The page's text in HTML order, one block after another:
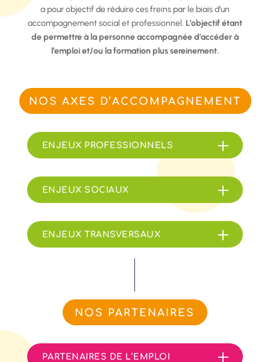
a pour objectif de réduire ces freins par le biais d’un
accompagnement social et professionnel. L’objectif étant
de permettre à la personne accompagnée d’accéder à
l’emploi et/ou la formation plus sereinement.
NOS AXES D’ACCOMPAGNEMENT
ENJEUX PROFESSIONNELS
ENJEUX SOCIAUX
ENJEUX TRANSVERSAUX
NOS PARTENAIRES
PARTENAIRES DE L’EMPLOI